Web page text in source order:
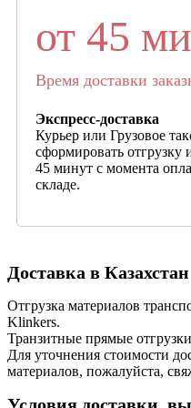
от 45
Время доставки
Экспресс-доставка
Курьер или Грузовое
сформировать отгрузку
45 минут с момента
складе.
Доставка в Казахстан
Отгрузка материалов
Klinkers.
Транзитные прямые
Для уточнения стоимости
материалов, пожалуйста,